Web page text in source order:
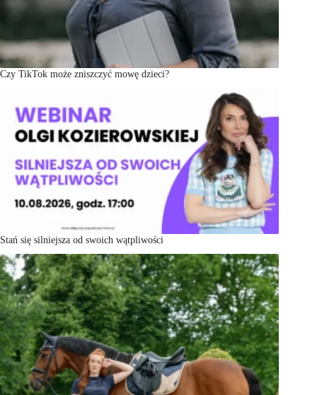
Czy TikTok może zniszczyć mowę dzieci?
Stań się silniejsza od swoich wątpliwości